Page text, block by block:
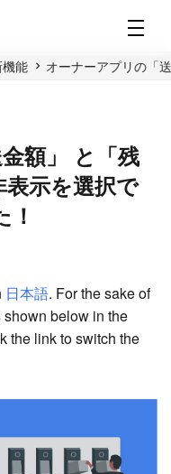
能 オーナーアプリの「
額」 と「残
示を選択で
日本語. For the sake of
below in the
the link to switch the